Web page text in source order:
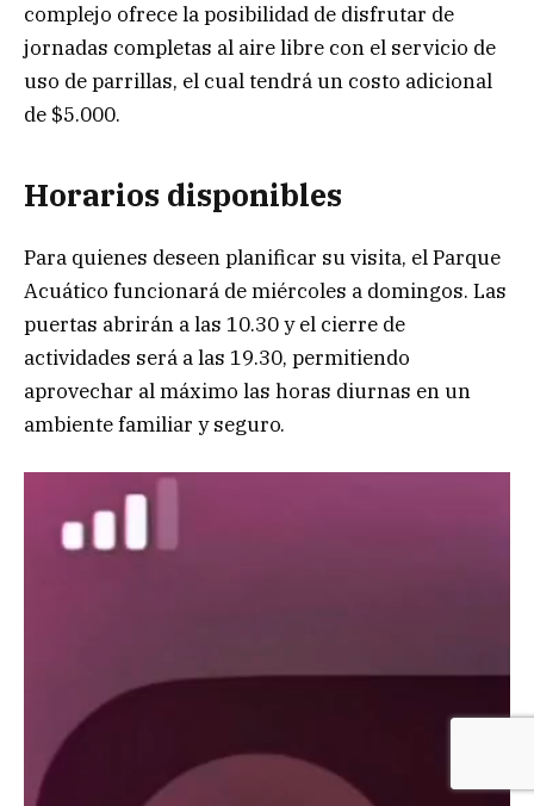
complejo ofrece la posibilidad de disfrutar de
jornadas completas al aire libre con el servicio de
uso de parrillas, el cual tendrá un costo adicional
de $5.000.
Horarios disponibles
Para quienes deseen planificar su visita, el Parque
Acuático funcionará de miércoles a domingos. Las
puertas abrirán a las 10.30 y el cierre de
actividades será a las 19.30, permitiendo
aprovechar al máximo las horas diurnas en un
ambiente familiar y seguro.